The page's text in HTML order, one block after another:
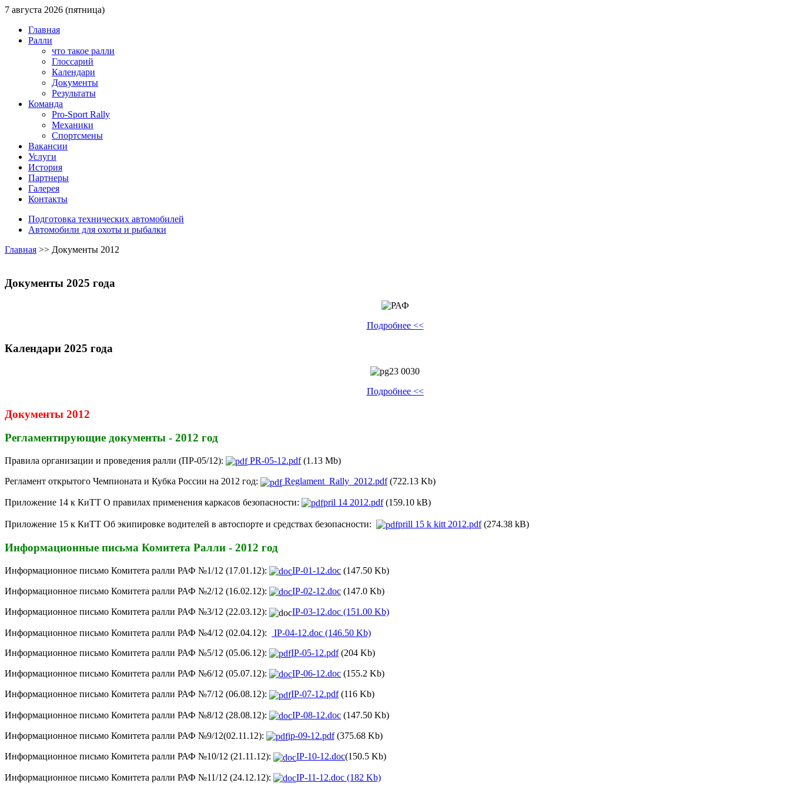
7 августа 2026 (пятница)
Главная
Ралли
что такое ралли
Глоссарий
Календари
Документы
Результаты
Команда
Pro-Sport Rally
Механики
Спортсмены
Вакансии
Услуги
История
Партнеры
Галерея
Контакты
Подготовка технических автомобилей
Автомобили для охоты и рыбалки
Главная >> Документы 2012
Документы 2025 года
Подробнее <<
Календари 2025 года
Подробнее <<
Документы 2012
Регламентирующие документы - 2012 год
Правила организации и проведения ралли (ПР-05/12): PR-05-12.pdf(1.13 Mb)
Регламент открытого Чемпионата и Кубка России на 2012 год: Reglament_Rally_2012.pdf(722.13 Kb)
Приложение 14 к КиТТ О правилах применения каркасов безопасности: pril 14 2012.pdf(159.10 kB)
Приложение 15 к КиТТ Об экипировке водителей в автоспорте и средствах безопасности: prill 15 k kitt 2012.pdf(274.38 kB)
Информационные письма Комитета Ралли - 2012 год
Информационное письмо Комитета ралли РАФ №1/12 (17.01.12): IP-01-12.doc (147.50 Kb)
Информационное письмо Комитета ралли РАФ №2/12 (16.02.12): IP-02-12.doc (147.0 Kb)
Информационное письмо Комитета ралли РАФ №3/12 (22.03.12): IP-03-12.doc (151.00 Kb)
Информационное письмо Комитета ралли РАФ №4/12 (02.04.12): IP-04-12.doc (146.50 Kb)
Информационное письмо Комитета ралли РАФ №5/12 (05.06.12):
IP-05-12.pdf(204 Kb)
Информационное письмо Комитета ралли РАФ №6/12 (05.07.12): IP-06-12.doc (155.2 Kb)
Информационное письмо Комитета ралли РАФ №7/12 (06.08.12): IP-07-12.pdf(116 Kb)
Информационное письмо Комитета ралли РАФ №8/12 (28.08.12): IP-08-12.doc (147.50 Kb)
Информационное письмо Комитета ралли РАФ №9/12(02.11.12): ip-09-12.pdf(375.68 Kb)
Информационное письмо Комитета ралли РАФ №10/12 (21.11.12): IP-10-12.doc(150.5 Kb)
Информационное письмо Комитета ралли РАФ №11/12 (24.12.12): IP-11-12.doc (182 Kb)